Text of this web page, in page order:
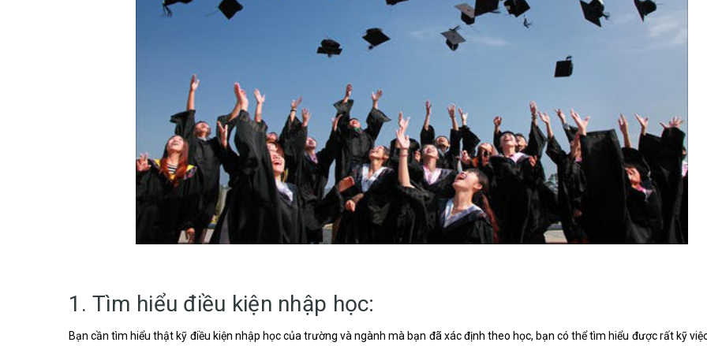
1. Tìm hiểu điều kiện nhập học:
Bạn cần tìm hiểu thật kỹ điều kiện nhập học của trường và ngành mà bạn đã xác định theo học, bạn có thể tìm hiểu được rất kỹ